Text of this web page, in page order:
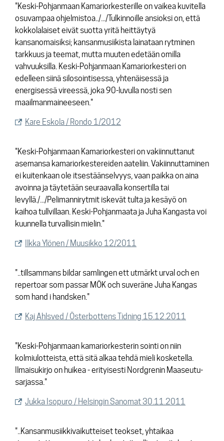
"Keski-Pohjanmaan Kamariorkesterille on vaikea kuvitella
osuvampaa ohjelmistoa../.../Tulkinnoille ansioksi on, että
kokkolalaiset eivät suotta yritä heittäytyä
kansanomaisiksi; kansanmusiikista lainataan rytminen
tarkkuus ja teemat, mutta muuten edetään omilla
vahvuuksilla. Keski-Pohjanmaan Kamariorkesteri on
edelleen siinä silosointisessa, yhtenäisessä ja
energisessä vireessä, joka 90-luvulla nosti sen
maailmanmaineeseen."
Kare Eskola / Rondo 1/2012
"Keski-Pohjanmaan Kamariorkesteri on vakiinnuttanut
asemansa kamariorkestereiden aateliin. Vakiinnuttaminen
ei kuitenkaan ole itsestäänselvyys, vaan paikka on aina
avoinna ja täytetään seuraavalla konsertilla tai
levyllä./.../Pelimannirytmit iskevät tulta ja kesäyö on
kaihoa tullvillaan. Keski-Pohjanmaata ja Juha Kangasta voi
kuunnella turvallisin mielin."
Ilkka Ylönen / Muusikko 12/2011
"..tillsammans bildar samlingen ett utmärkt urval och en
repertoar som passar MÖK och suveräne Juha Kangas
som hand i handsken."
Kaj Ahlsved / Österbottens Tidning 15.12.2011
"Keski-Pohjanmaan kamariorkesterin sointi on niin
kolmiulotteista, että sitä alkaa tehdä mieli kosketella.
Ilmaisukirjo on huikea - erityisesti Nordgrenin Maaseutu-
sarjassa."
Jukka Isopuro / Helsingin Sanomat 30.11.2011
"..Kansanmusiikkivaikutteiset teokset, yhtaikaa